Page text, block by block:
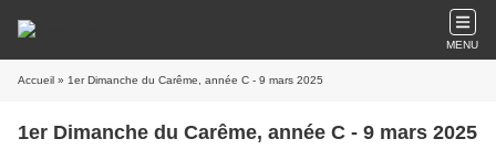
MENU
Accueil » 1er Dimanche du Carême, année C - 9 mars 2025
1er Dimanche du Carême, année C - 9 mars 2025